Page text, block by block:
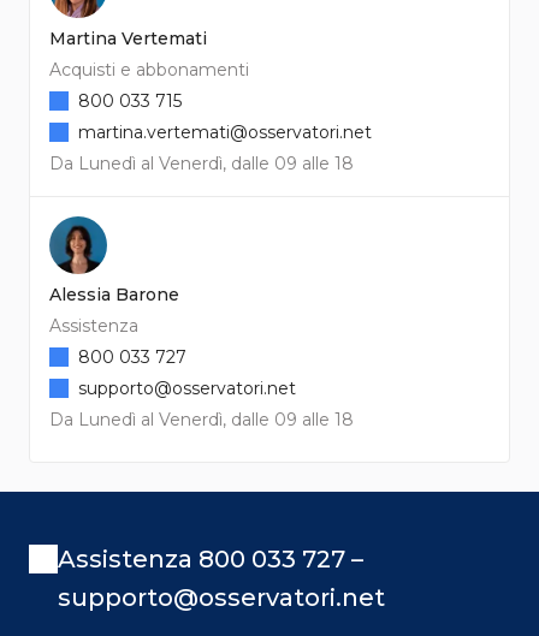
Martina Vertemati
Acquisti e abbonamenti
Da Lunedì al Venerdì, dalle 09 alle 18
800 033 715
martina.vertemati@osservatori.net
Alessia Barone
Assistenza
Da Lunedì al Venerdì, dalle 09 alle 18
800 033 727
supporto@osservatori.net
Assistenza 800 033 727 –
supporto@osservatori.net